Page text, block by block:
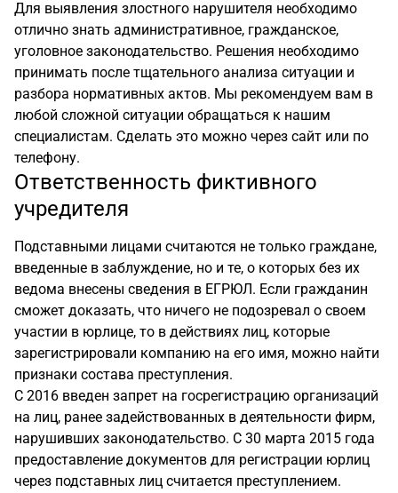
Для выявления злостного нарушителя необходимо
отлично знать административное, гражданское,
уголовное законодательство. Решения необходимо
принимать после тщательного анализа ситуации и
разбора нормативных актов. Мы рекомендуем вам в
любой сложной ситуации обращаться к нашим
специалистам. Сделать это можно через сайт или по
телефону.
Ответственность фиктивного
учредителя
Подставными лицами считаются не только граждане,
введенные в заблуждение, но и те, о которых без их
ведома внесены сведения в ЕГРЮЛ. Если гражданин
сможет доказать, что ничего не подозревал о своем
участии в юрлице, то в действиях лиц, которые
зарегистрировали компанию на его имя, можно найти
признаки состава преступления.
С 2016 введен запрет на госрегистрацию организаций
на лиц, ранее задействованных в деятельности фирм,
нарушивших законодательство. С 30 марта 2015 года
предоставление документов для регистрации юрлиц
через подставных лиц считается преступлением.